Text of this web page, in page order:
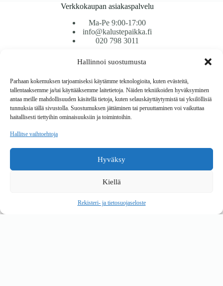
Hallinnoi suostumusta
Parhaan kokemuksen tarjoamiseksi käytämme teknologioita, kuten evästeitä,
tallentaaksemme ja/tai käyttääksemme laitetietoja. Näiden tekniikoiden hyväksyminen
antaa meille mahdollisuuden käsitellä tietoja, kuten selauskäyttäytymistä tai yksilöllisiä
tunnuksia tällä sivustolla. Suostumuksen jättäminen tai peruuttaminen voi vaikuttaa
haitallisesti tiettyihin ominaisuuksiin ja toimintoihin.
Hallitse vaihtoehtoja
Hyväksy
Kiellä
Rekisteri- ja tietosuojaseloste
Verkkokaupan asiakaspalvelu
Ma-Pe 9:00-17:00
info@kalustepaikka.fi
020 798 3011
Tavarantoimitus / Maksutavat
Toimitustavat
Maksutavat
Vaihto ja palautus
Reklamaatiot
Copyright © 2026 Kalustepaikka